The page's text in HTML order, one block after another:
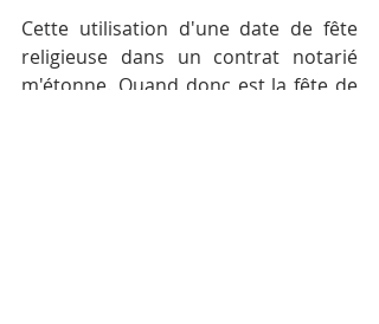
Cette utilisation d'une date de fête
religieuse dans un contrat notarié
m'étonne. Quand donc est la fête de